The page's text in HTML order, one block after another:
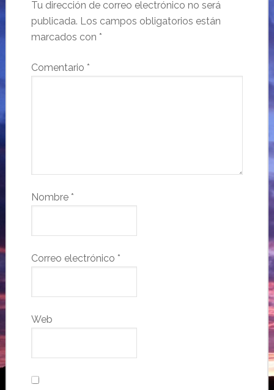
Tu dirección de correo electrónico no será
publicada. Los campos obligatorios están
marcados con *
Comentario *
Nombre *
Correo electrónico *
Web